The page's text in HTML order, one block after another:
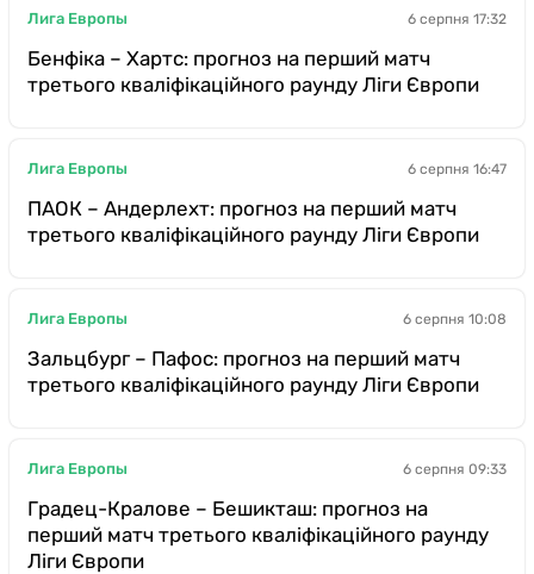
Лига Европы 6 серпня 17:32
Бенфіка – Хартс: прогноз на перший матч
третього кваліфікаційного раунду Ліги Європи
Лига Европы 6 серпня 16:47
ПАОК – Андерлехт: прогноз на перший матч
третього кваліфікаційного раунду Ліги Європи
Лига Европы 6 серпня 10:08
Зальцбург – Пафос: прогноз на перший матч
третього кваліфікаційного раунду Ліги Європи
Лига Европы 6 серпня 09:33
Градец-Кралове – Бешикташ: прогноз на
перший матч третього кваліфікаційного раунду
Ліги Європи